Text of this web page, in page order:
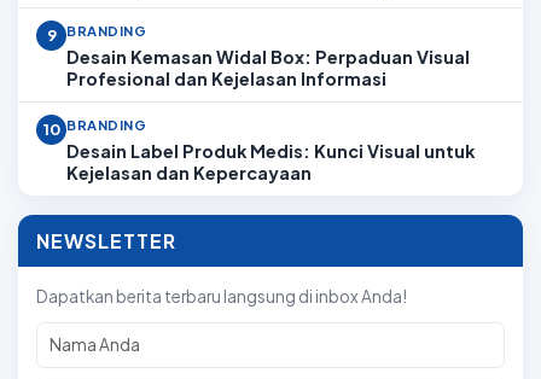
9 BRANDING
Desain Kemasan Widal Box: Perpaduan Visual
Profesional dan Kejelasan Informasi
10 BRANDING
Desain Label Produk Medis: Kunci Visual untuk
Kejelasan dan Kepercayaan
NEWSLETTER
Dapatkan berita terbaru langsung di inbox Anda!